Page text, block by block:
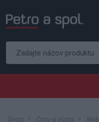
Úvod Člny a voda